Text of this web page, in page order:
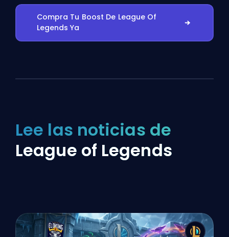
Compra Tu Boost De League Of
Legends Ya
Lee las noticias de
League of Legends